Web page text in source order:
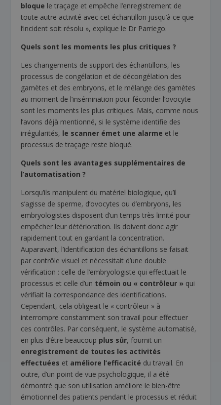
bloque le traçage et empêche l’enregistrement de
toute autre activité avec cet échantillon jusqu’à ce que
l’incident soit résolu », explique le Dr Parriego.
Quels sont les moments les plus critiques ?
Les changements de support des échantillons, les
processus de congélation et de décongélation des
gamètes et des embryons, et le mélange des gamètes
au moment de l’insémination pour féconder l’ovocyte
sont les moments les plus critiques. Mais, comme nous
l’avons déjà mentionné, si le système identifie des
irrégularités, le scanner émet une alarme et le
processus de traçage reste bloqué.
Quels sont les avantages supplémentaires de
l’automatisation ?
Lorsqu’ils manipulent du matériel biologique, qu’il
s’agisse de sperme, d’ovocytes ou d’embryons, les
embryologistes disposent d’un temps très limité pour
empêcher leur détérioration. Ils doivent donc agir
rapidement tout en gardant la concentration.
Auparavant, l’identification des échantillons se faisait
par contrôle visuel et nécessitait d’une double
vérification : celle de l’embryologiste qui effectuait le
processus et celle d’un témoin ou « contrôleur » qui
vérifiait la correspondance des identifications.
Cependant, cela obligeait le « contrôleur » à
interrompre constamment son travail pour effectuer
ces contrôles. Par conséquent, le système automatisé,
en plus d’être beaucoup plus sûr, fournit un
enregistrement de toutes les activités
effectuées et améliore l’efficacité du travail. En
outre, d’un point de vue psychologique, il a été
démontré que son utilisation améliore le bien-être
émotionnel des patients pendant le processus et réduit